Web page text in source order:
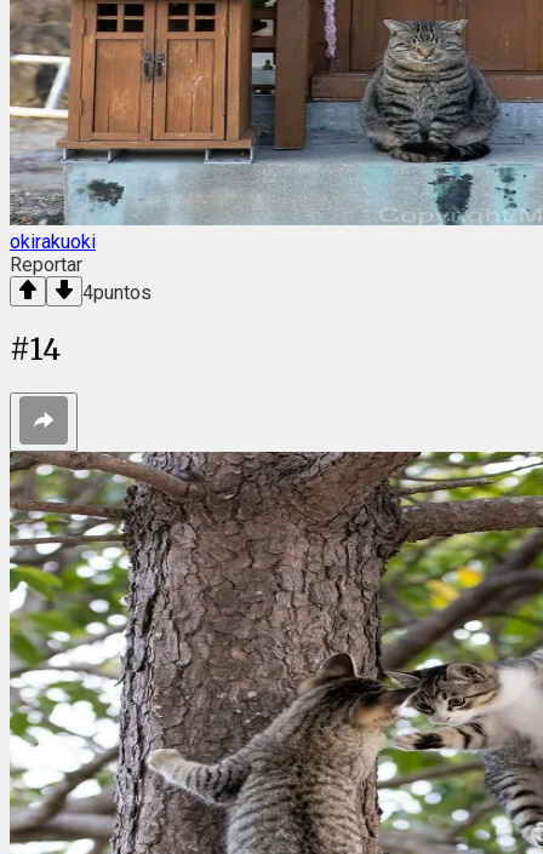
okirakuoki
Reportar
4puntos
#14